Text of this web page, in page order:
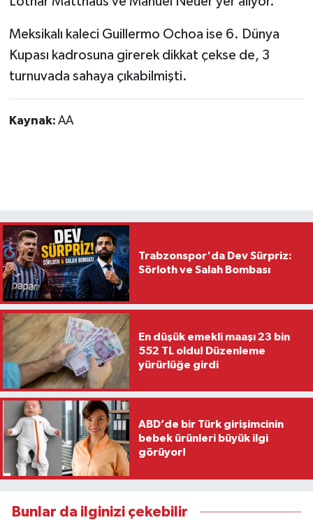
Meksikalı kaleci Guillermo Ochoa ise 6. Dünya
Kupası kadrosuna girerek dikkat çekse de, 3
turnuvada sahaya çıkabilmişti.
Kaynak: AA
Trabzonspor'da Dev Sürpriz:
Sörloth ve Salah Bombası
En düşük emekli maaşı 23 bin
552 TL oldu! Düzenleme
yürürlüğe girdi
ABD’de bir Türk girişimcinin
bebek ürünleri büyük ilgi
görüyor!
Bunlar da ilginizi çekebilir